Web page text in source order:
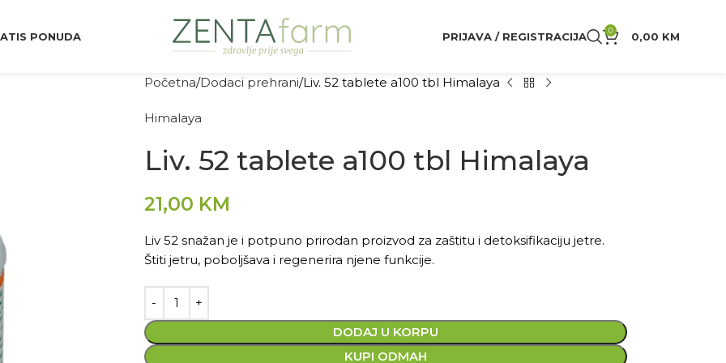
PONUDA PRIJAVA / REGISTRACIJA 0 0,00 KM
Početna Dodaci prehrani Liv. 52 tablete a100 tbl Himalaya
Himalaya
Liv. 52 tablete a100 tbl Himalaya
21,00 KM
Liv 52 snažan je i potpuno prirodan proizvod za zaštitu i detoksifikaciju jetre.
Štiti jetru, poboljšava i regenerira njene funkcije.
DODAJ U KORPU
KUPI ODMAH